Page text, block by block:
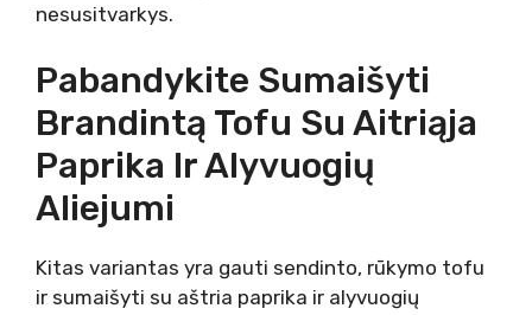
nesusitvarkys.
Pabandykite Sumaišyti
Brandintą Tofu Su Aitriąja
Paprika Ir Alyvuogių
Aliejumi
Kitas variantas yra gauti sendinto, rūkymo tofu
ir sumaišyti su aštria paprika ir alyvuogių